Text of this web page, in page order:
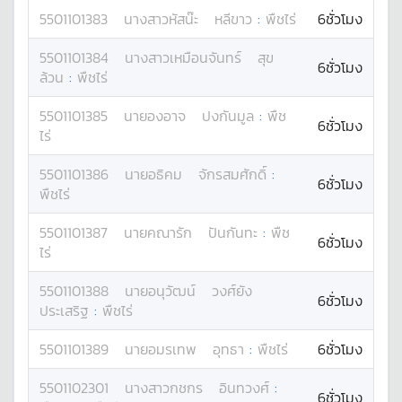
5501101383 นางสาวหัสน๊ะ หลีขาว : พืชไร่
6ชั่วโมง
5501101384
นางสาวเหมือนจันทร์
สุข
ล้วน : พืชไร่ 6ชั่วโมง
5501101385 นายองอาจ ปงกันมูล : พืช
ไร่
6ชั่วโมง
5501101386 นายอธิคม จักรสมศักดิ์ :
พืชไร่
6ชั่วโมง
5501101387 นายคณารัก ปันกันทะ : พืช
ไร่
6ชั่วโมง
5501101388 นายอนุวัฒน์
วงศ์ยัง
ประเสริฐ : พืชไร่ 6ชั่วโมง
5501101389 นายอมรเทพ อุทธา : พืชไร่
6ชั่วโมง
5501102301
นางสาวกชกร อินทวงศ์ :
6ชั่วโมง